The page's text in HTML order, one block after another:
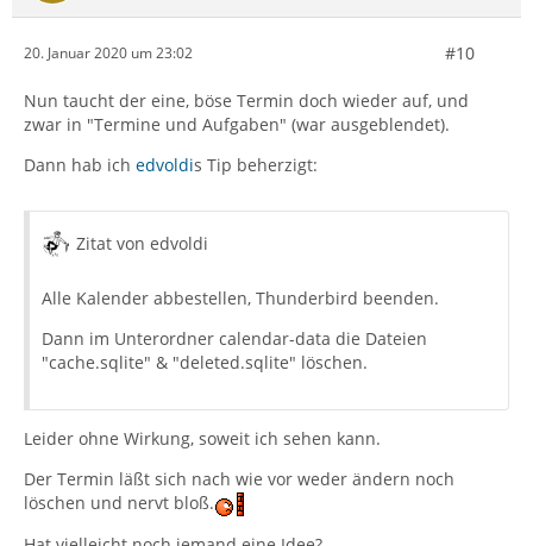
20. Januar 2020 um 23:02 #10
Nun taucht der eine, böse Termin doch wieder auf, und
zwar in "Termine und Aufgaben" (war ausgeblendet).
Dann hab ich edvoldis Tip beherzigt:
Zitat von edvoldi
Alle Kalender abbestellen, Thunderbird beenden.
Dann im Unterordner calendar-data die Dateien
"cache.sqlite" & "deleted.sqlite" löschen.
Leider ohne Wirkung, soweit ich sehen kann.
Der Termin läßt sich nach wie vor weder ändern noch
löschen und nervt bloß.